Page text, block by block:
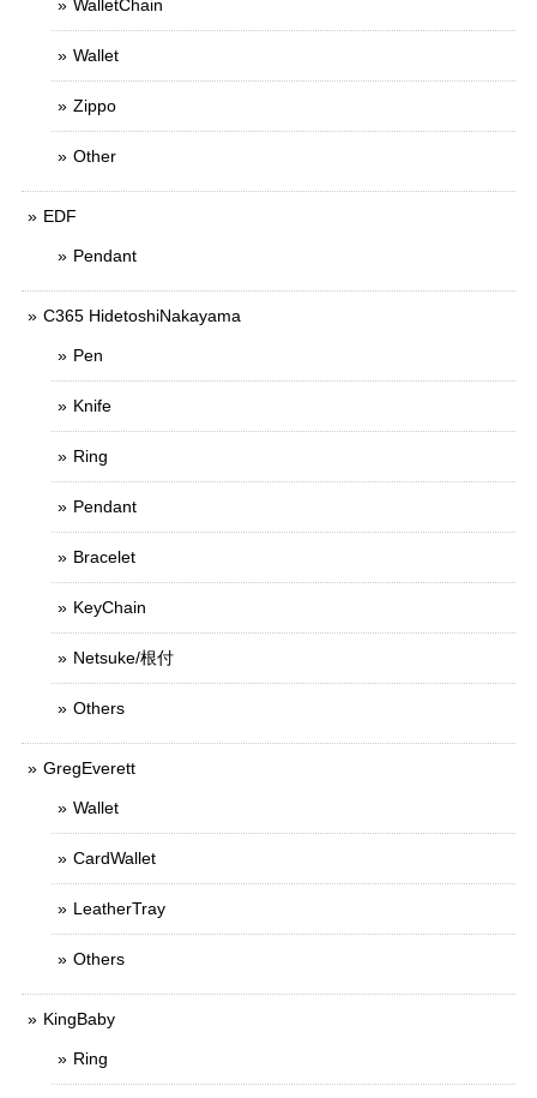
WalletChain
Wallet
Zippo
Other
EDF
Pendant
C365 HidetoshiNakayama
Pen
Knife
Ring
Pendant
Bracelet
KeyChain
Netsuke/根付
Others
GregEverett
Wallet
CardWallet
LeatherTray
Others
KingBaby
Ring